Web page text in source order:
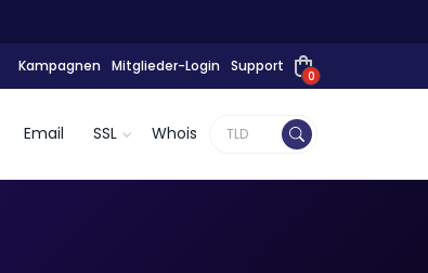
Kampagnen Mitglieder-Login Support
0
Email SSL Whois